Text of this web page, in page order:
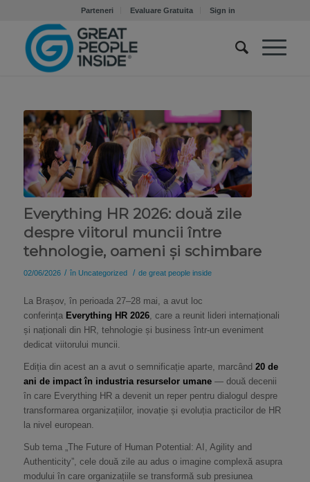
Parteneri Evaluare Gratuita Sign in
Everything HR 2026: două zile
despre viitorul muncii între
tehnologie, oameni și schimbare
02/06/2026 / în Uncategorized / de great people inside
La Brașov, în perioada 27–28 mai, a avut loc
conferința Everything HR 2026, care a reunit lideri internaționali
și naționali din HR, tehnologie și business într-un eveniment
dedicat viitorului muncii.
Ediția din acest an a avut o semnificație aparte, marcând 20 de
ani de impact în industria resurselor umane— două decenii
în care Everything HR a devenit un reper pentru dialogul despre
transformarea organizațiilor, inovație și evoluția practicilor de HR
la nivel european.
Sub tema „The Future of Human Potential: AI, Agility and
Authenticity”, cele două zile au adus o imagine complexă asupra
modului în care organizațiile se transformă sub presiunea